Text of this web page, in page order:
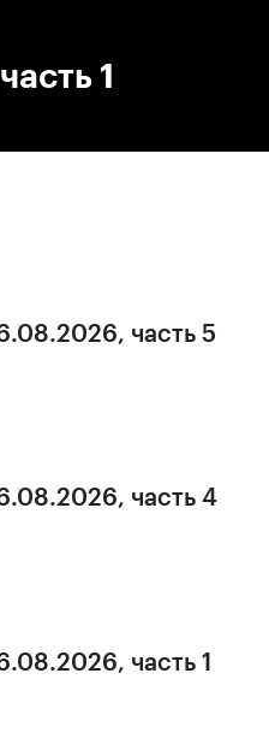
1
часть 5
часть 4
часть 1